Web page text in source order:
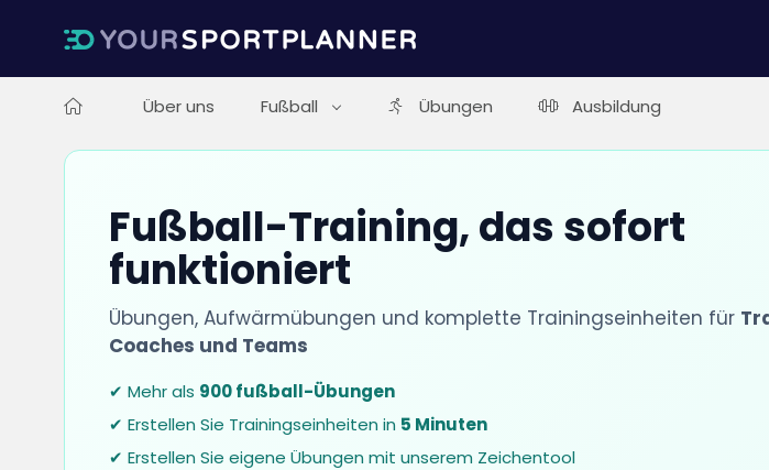
Über uns Fußball Übungen Ausbildung
Fußball-Training, das sofort
funktioniert
Übungen, Aufwärmübungen und komplette Trainingseinheiten für
Coaches und Teams
✔ Mehr als 900 fußball-Übungen
✔ Erstellen Sie Trainingseinheiten in 5 Minuten
✔ Erstellen Sie eigene Übungen mit unserem Zeichentool